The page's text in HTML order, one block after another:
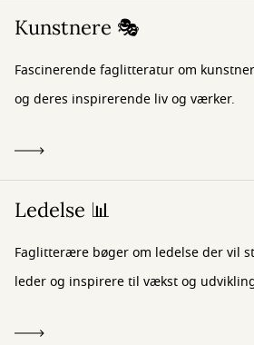
Kunstnere 🎭
Fascinerende faglitteratur om
og deres inspirerende liv og værker.
Ledelse 📊
Faglitterære bøger om ledelse der vil
leder og inspirere til vækst og